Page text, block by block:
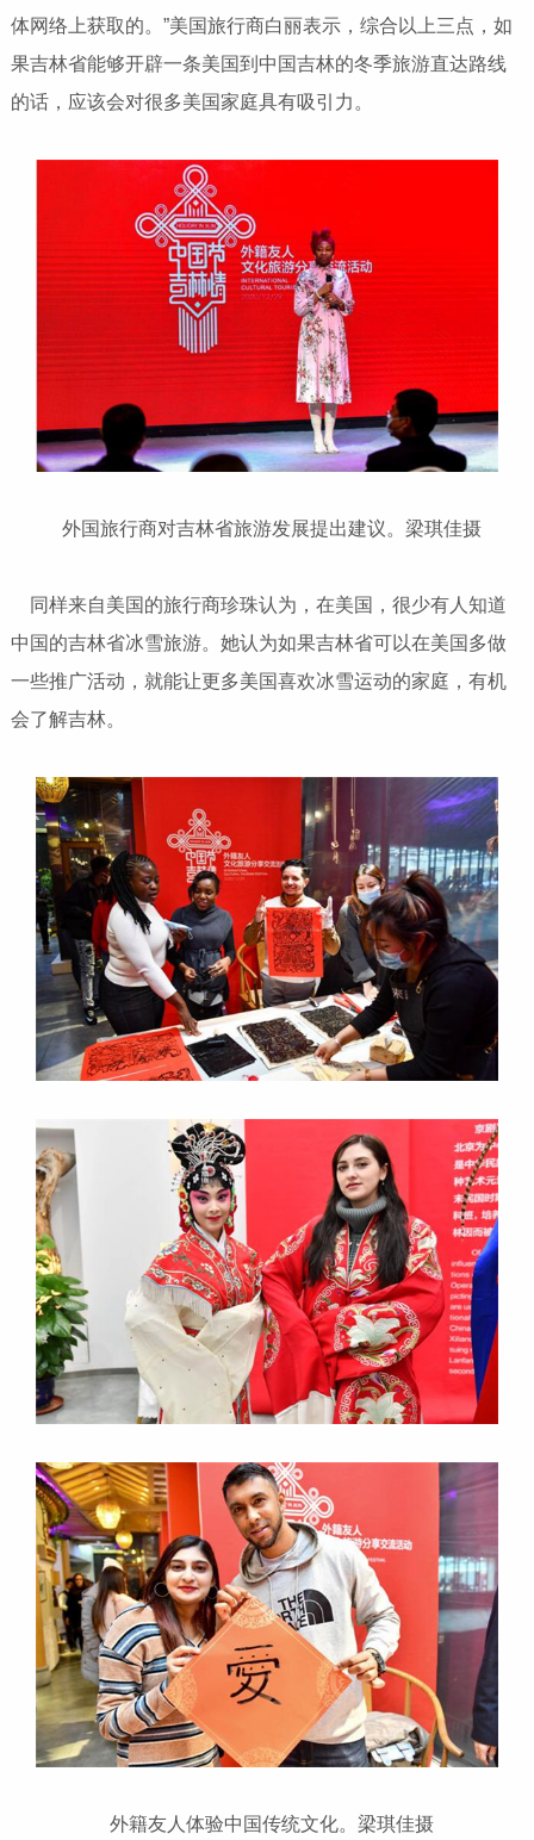
体网络上获取的。”美国旅行商白丽表示，综合以上三点，如
果吉林省能够开辟一条美国到中国吉林的冬季旅游直达路线
的话，应该会对很多美国家庭具有吸引力。
外国旅行商对吉林省旅游发展提出建议。梁琪佳摄
同样来自美国的旅行商珍珠认为，在美国，很少有人知道
中国的吉林省冰雪旅游。她认为如果吉林省可以在美国多做
一些推广活动，就能让更多美国喜欢冰雪运动的家庭，有机
会了解吉林。
外籍友人体验中国传统文化。梁琪佳摄